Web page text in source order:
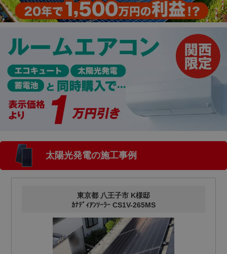
太陽光発電の施工事例
東京都 八王子市 K様邸
ｶﾅﾃﾞｨｱﾝｿｰﾗｰ CS1V-265MS